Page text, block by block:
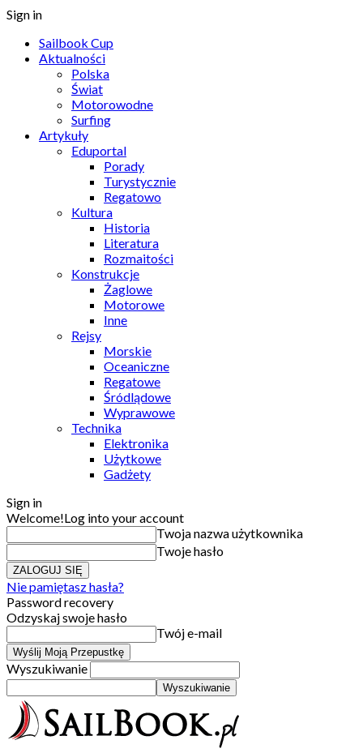
Sign in
Sailbook Cup
Aktualności
Polska
Świat
Motorowodne
Surfing
Artykuły
Eduportal
Porady
Turystycznie
Regatowo
Kultura
Historia
Literatura
Rozmaitości
Konstrukcje
Żaglowe
Motorowe
Inne
Rejsy
Morskie
Oceaniczne
Regatowe
Śródlądowe
Wyprawowe
Technika
Elektronika
Użytkowe
Gadżety
Sign in
Welcome!Log into your account
Twoja nazwa użytkownika
Twoje hasło
Nie pamiętasz hasła?
Password recovery
Odzyskaj swoje hasło
Twój e-mail
Wyszukiwanie